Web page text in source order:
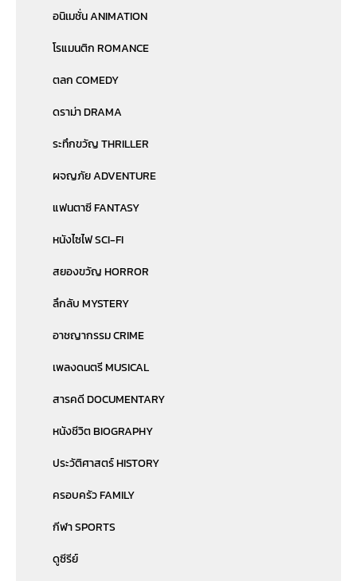
อนิเมชั่น ANIMATION
โรแมนติก ROMANCE
ตลก COMEDY
ดราม่า DRAMA
ระทึกขวัญ THRILLER
ผจญภัย ADVENTURE
แฟนตาซี FANTASY
หนังไซไฟ SCI-FI
สยองขวัญ HORROR
ลึกลับ MYSTERY
อาชญากรรม CRIME
เพลงดนตรี MUSICAL
สารคดี DOCUMENTARY
หนังชีวิต BIOGRAPHY
ประวัติศาสตร์ HISTORY
ครอบครัว FAMILY
กีฬา SPORTS
ดูซีรีย์